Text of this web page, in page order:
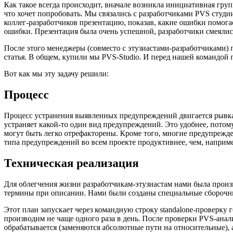
Как такое всегда происходит, вначале возникла инициативная
что хочет попробовать. Мы связались с разработчиками PVS
коллег-разработчиков презентацию, показав, какие ошибки
ошибки. Презентация была очень успешной, разработчики
После этого менеджеры (совместо с этузиастами-
статья. В общем, купили мы PVS-Studio. И перед нашей командой
Вот как мы эту задачу решили:
Процесс
Процесс устранения выявленных предупреждений двигается
устраняет какой-то один вид предупреждений. Это удобнее,
могут быть легко отрефакторены. Кроме того, многие
типа предупреждений во всем проекте продуктивнее, чем,
Техническая реализация
Для облегчения жизни разработчикам-этузиастам нами была
термины при описании. Нами были созданы специальные
Этот план запускает через командную строку standalone-
производим не чаще одного раза в день. После проверки PVS-
обрабатывается (заменяются абсолютные пути на